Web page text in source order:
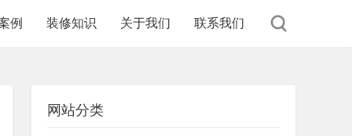
例 装修知识 关于我们 联系我们
网站分类